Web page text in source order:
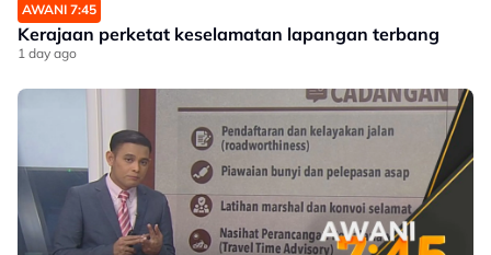
AWANI 7:45
Kerajaan perketat keselamatan lapangan terbang
1 day ago